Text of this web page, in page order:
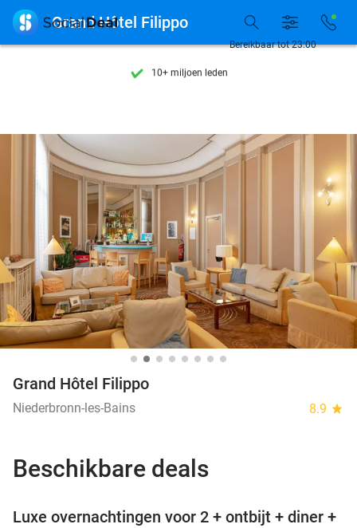
7 dagen per week beschikbaar
10+ miljoen leden
7 dagen per week beschikbaar
10+ miljoen leden
Bereikbaar tot 23:00
 Grand Hôtel Filippo
Grand Hôtel Filippo
Niederbronn-les-Bains 8.9 star
Beschikbare deals
Luxe overnachtingen voor 2 + ontbijt + diner +